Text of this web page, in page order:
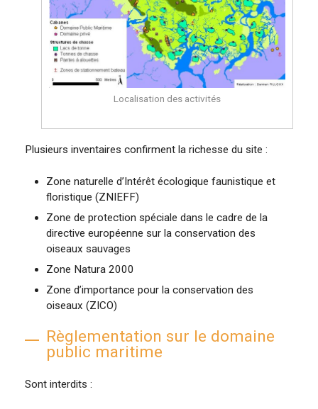
Localisation des activités
Plusieurs inventaires confirment la richesse du site :
Zone naturelle d’Intérêt écologique faunistique et
floristique (ZNIEFF)
Zone de protection spéciale dans le cadre de la
directive européenne sur la conservation des
oiseaux sauvages
Zone Natura 2000
Zone d’importance pour la conservation des
oiseaux (ZICO)
Règlementation sur le domaine
public maritime
Sont interdits :